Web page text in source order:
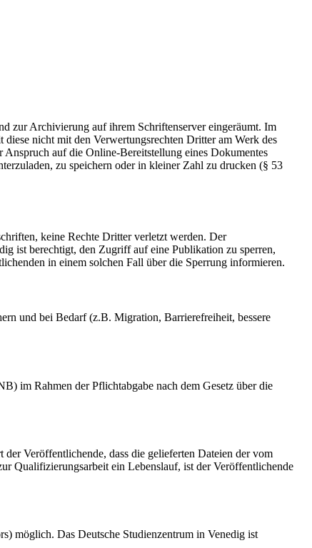
zur Archivierung auf ihrem Schriftenserver eingeräumt. Im
nicht mit den Verwertungsrechten Dritter am Werk des
auf die Online-Bereitstellung eines Dokumentes
zu speichern oder in kleiner Zahl zu drucken (§ 53
keine Rechte Dritter verletzt werden. Der
ist berechtigt, den Zugriff auf eine Publikation zu sperren,
in einem solchen Fall über die Sperrung informieren.
und bei Bedarf (z.B. Migration, Barrierefreiheit, bessere
im Rahmen der Pflichtabgabe nach dem Gesetz über die
Veröffentlichende, dass die gelieferten Dateien der vom
Qualifizierungsarbeit ein Lebenslauf, ist der Veröffentlichende
möglich. Das Deutsche Studienzentrum in Venedig ist